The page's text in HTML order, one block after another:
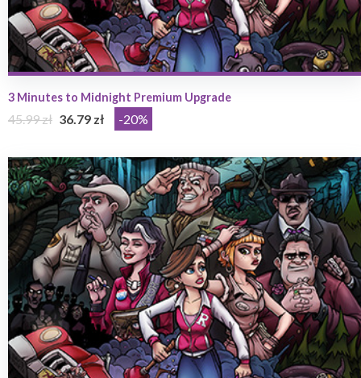
3 Minutes to Midnight Premium Upgrade
45.99 zł 36.79 zł -20%